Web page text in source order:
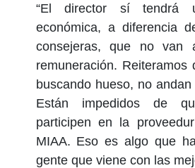
“El director sí tendrá
económica, a diferencia
consejeras, que no van
remuneración. Reiteramos
buscando hueso, no
Están impedidos de
participen en la
MIAA. Eso es algo que
gente que viene con las